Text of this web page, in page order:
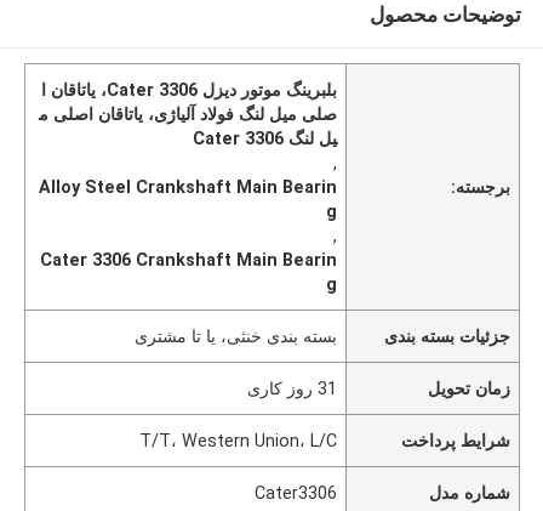
توضیحات محصول
برجسته:
بلبرینگ موتور دیزل Cater 3306، یاتاقان ا
صلی میل لنگ فولاد آلیاژی، یاتاقان اصلی م
یل لنگ Cater 3306
,
Alloy Steel Crankshaft Main Bearin
g
,
Cater 3306 Crankshaft Main Bearin
g
جزئیات بسته بندی بسته بندی خنثی، یا تا مشتری
زمان تحویل 31 روز کاری
شرایط پرداخت T/T، Western Union، L/C
شماره مدل Cater3306